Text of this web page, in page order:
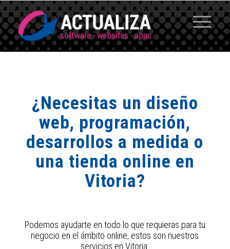
¿Necesitas un diseño
web, programación,
desarrollos a medida o
una tienda online en
Vitoria?
Podemos ayudarte en todo lo que requieras para tu
negocio en el ámbito online, estos son nuestros
servicios en Vitoria.